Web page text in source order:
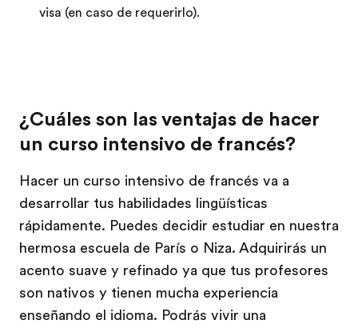
visa (en caso de requerirlo).
¿Cuáles son las ventajas de hacer
un curso intensivo de francés?
Hacer un curso intensivo de francés va a
desarrollar tus habilidades lingüísticas
rápidamente. Puedes decidir estudiar en nuestra
hermosa escuela de París o Niza. Adquirirás un
acento suave y refinado ya que tus profesores
son nativos y tienen mucha experiencia
enseñando el idioma. Podrás vivir una